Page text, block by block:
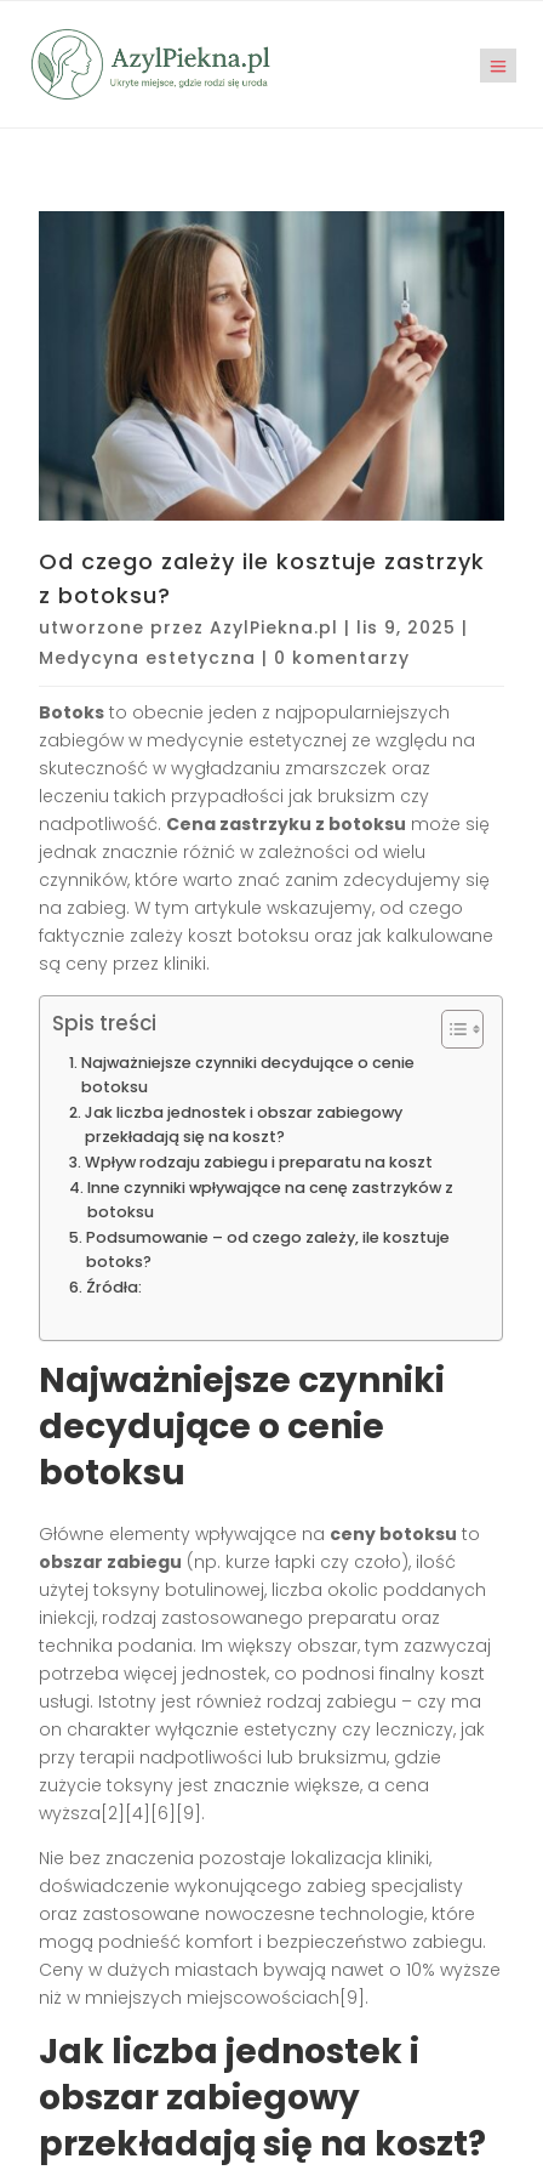
Od czego zależy ile kosztuje zastrzyk
z botoksu?
utworzone przezAzylPiekna.pl | lis 9, 2025 |
Medycyna estetyczna | 0 komentarzy
Botoks to obecnie jeden z najpopularniejszych
zabiegów w medycynie estetycznej ze względu na
skuteczność w wygładzaniu zmarszczek oraz
leczeniu takich przypadłości jak bruksizm czy
nadpotliwość. Cena zastrzyku z botoksu może się
jednak znacznie różnić w zależności od wielu
czynników, które warto znać zanim zdecydujemy się
na zabieg. W tym artykule wskazujemy, od czego
faktycznie zależy koszt botoksu oraz jak kalkulowane
są ceny przez kliniki.
Spis treści
Najważniejsze czynniki decydujące o cenie
botoksu
Jak liczba jednostek i obszar zabiegowy
przekładają się na koszt?
Wpływ rodzaju zabiegu i preparatu na koszt
Inne czynniki wpływające na cenę zastrzyków z
botoksu
Podsumowanie – od czego zależy, ile kosztuje
botoks?
Źródła:
Najważniejsze czynniki
decydujące o cenie
botoksu
Główne elementy wpływające na ceny botoksu to
obszar zabiegu (np. kurze łapki czy czoło), ilość
użytej toksyny botulinowej, liczba okolic poddanych
iniekcji, rodzaj zastosowanego preparatu oraz
technika podania. Im większy obszar, tym zazwyczaj
potrzeba więcej jednostek, co podnosi finalny koszt
usługi. Istotny jest również rodzaj zabiegu – czy ma
on charakter wyłącznie estetyczny czy leczniczy, jak
przy terapii nadpotliwości lub bruksizmu, gdzie
zużycie toksyny jest znacznie większe, a cena
wyższa[2][4][6][9].
Nie bez znaczenia pozostaje lokalizacja kliniki,
doświadczenie wykonującego zabieg specjalisty
oraz zastosowane nowoczesne technologie, które
mogą podnieść komfort i bezpieczeństwo zabiegu.
Ceny w dużych miastach bywają nawet o 10% wyższe
niż w mniejszych miejscowościach[9].
Jak liczba jednostek i
obszar zabiegowy
przekładają się na koszt?